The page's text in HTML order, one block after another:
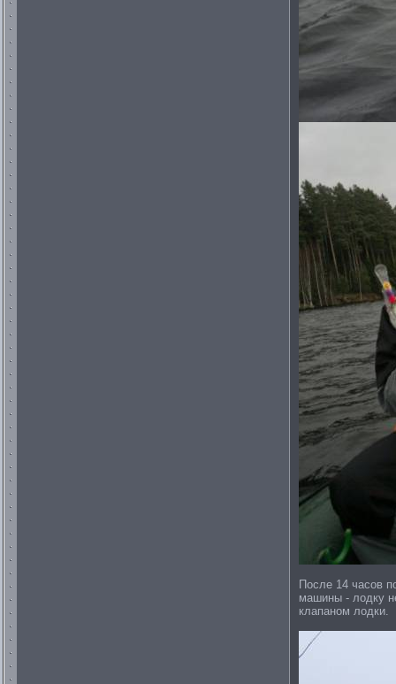
После 14 часов
машины - лодку
клапаном лодки.